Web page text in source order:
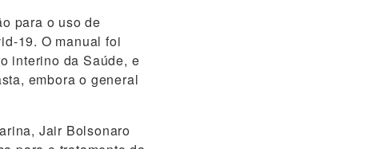
para o uso de
19. O manual foi
interino da Saúde, e
embora o general
Jair Bolsonaro